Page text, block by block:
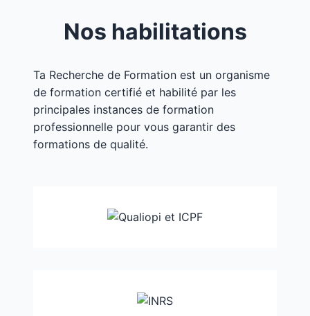
Nos habilitations
Ta Recherche de Formation est un organisme
de formation certifié et habilité par les
principales instances de formation
professionnelle pour vous garantir des
formations de qualité.